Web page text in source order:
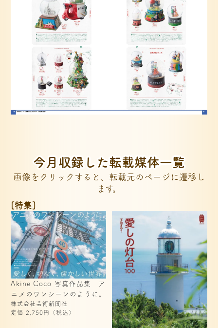
今月収録した転載媒体一覧
画像をクリックすると、転載元のページに遷移し
ます。
[特集]
Akine Coco 写真作品集　ア
株式会社芸術新聞社
定価 2,750円（税込）